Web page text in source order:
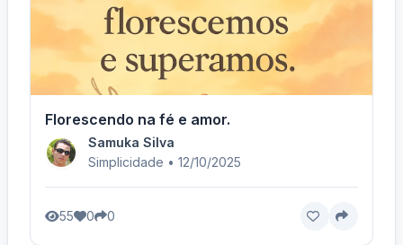
Florescendo na fé e amor.
Samuka Silva
Simplicidade • 12/10/2025
55 0 0